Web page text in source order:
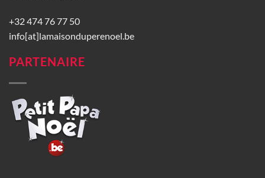
+32 474 76 77 50
info[at]lamaisonduperenoel.be
PARTENAIRE